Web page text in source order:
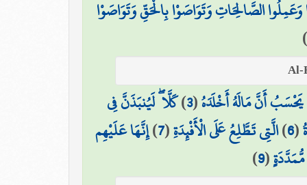
وَعَمِلُوا الصَّالِحَاتِ وَتَوَاصَوْا بِالْحَقِّ وَتَوَاصَوْا
)
يَحْسَبُ أَنَّ مَالَهُ أَخْلَدَهُ(
3
)كَلَّا ۖ لَيُنبَذَنَّ فِي
(
6
)الَّتِي تَطَّلِعُ عَلَى الْأَفْئِدَةِ(
7
)إِنَّهَا عَلَيْهِم
(
9
)